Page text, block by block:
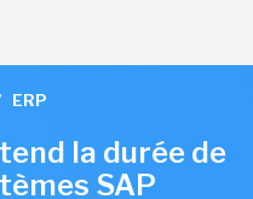
ERP
la durée de
SAP